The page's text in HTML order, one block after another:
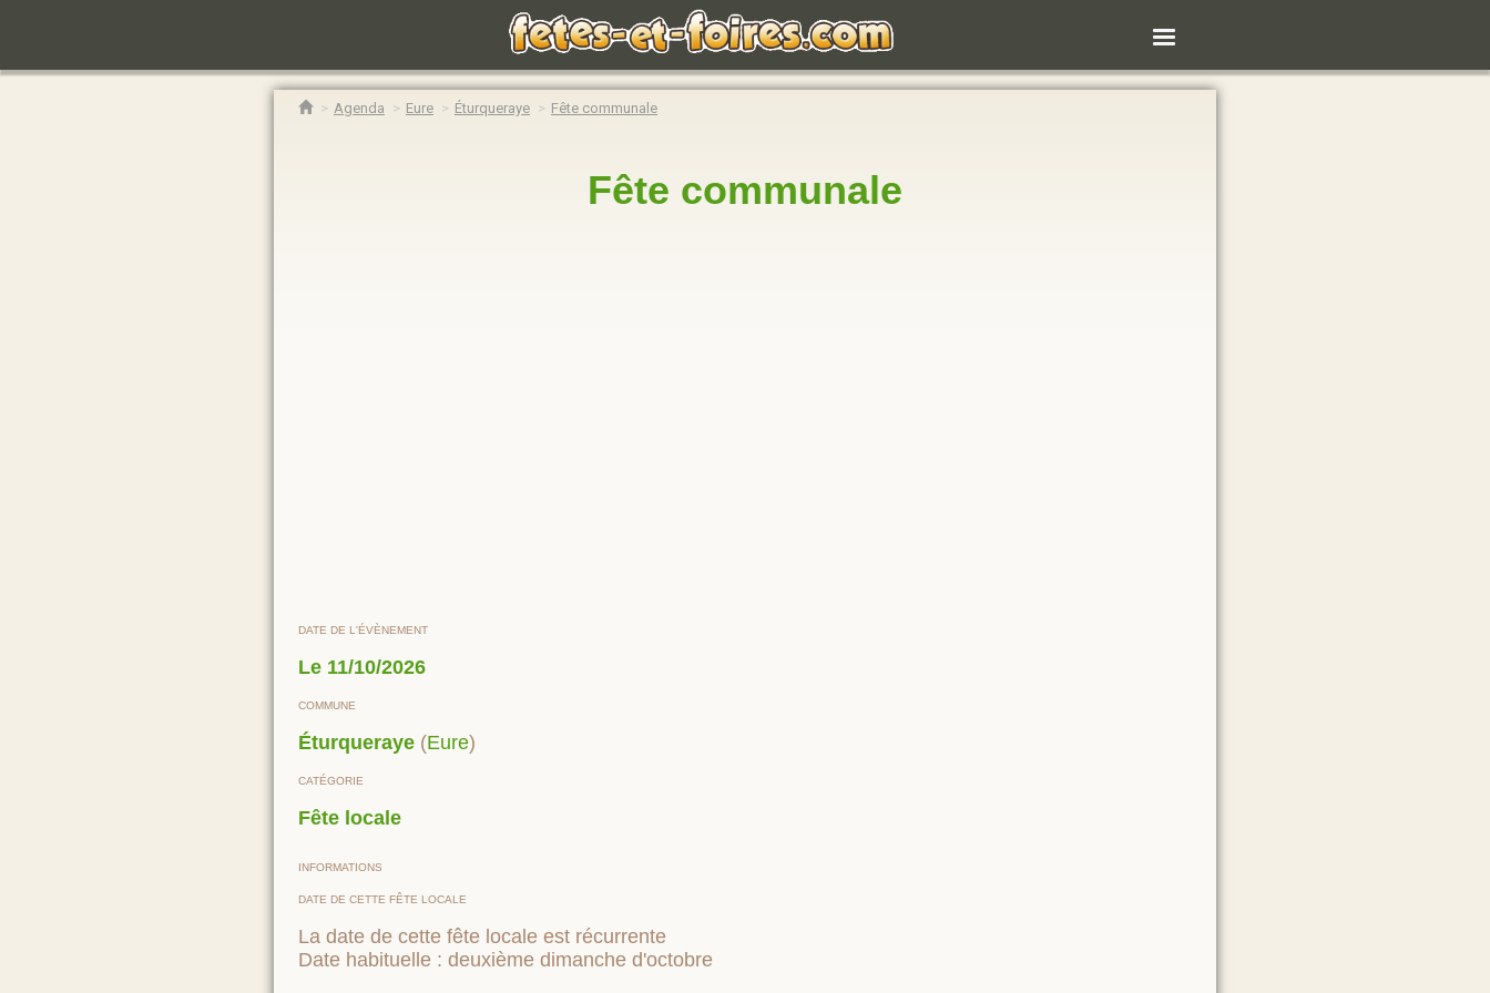
Agenda Eure Éturqueraye Fête communale
Fête communale
DATE DE L'ÉVÈNEMENT
Le 11/10/2026
COMMUNE
Éturqueraye (Eure)
CATÉGORIE
Fête locale
INFORMATIONS
DATE DE CETTE FÊTE LOCALE
La date de cette fête locale est récurrente
Date habituelle : deuxième dimanche d'octobre